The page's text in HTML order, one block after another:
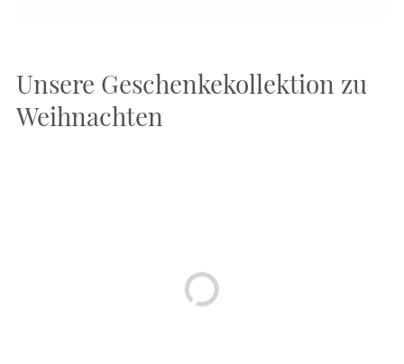
Unsere Geschenkekollektion zu
Weihnachten